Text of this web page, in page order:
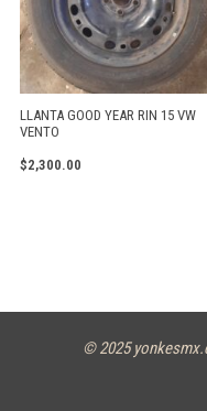
LLANTA GOOD YEAR RIN 15 VW
VENTO
$2,300.00
© 2025